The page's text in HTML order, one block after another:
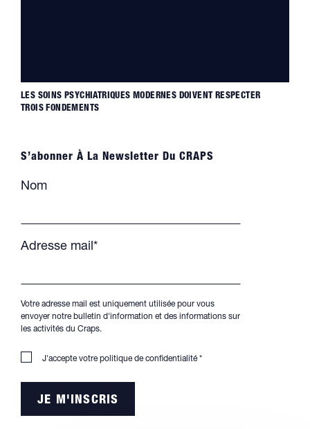
LES SOINS PSYCHIATRIQUES MODERNES DOIVENT RESPECTER
TROIS FONDEMENTS
S’abonner À La Newsletter Du CRAPS
Nom
Adresse mail*
Votre adresse mail est uniquement utilisée pour vous
envoyer notre bulletin d'information et des informations sur
les activités du Craps.
J'accepte votre politique de confidentialité *